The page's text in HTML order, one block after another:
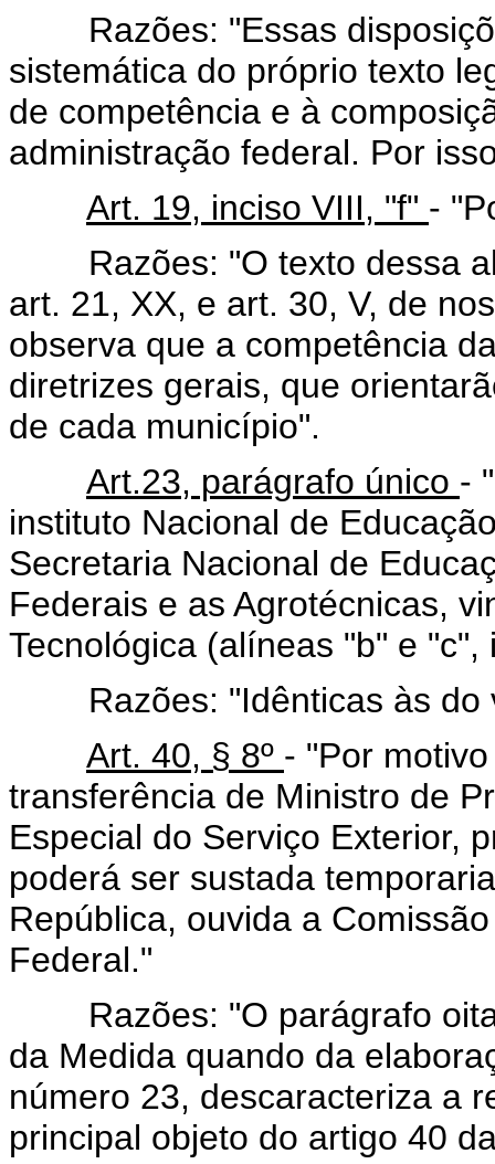
Razões: "Essas
sistemática do próprio texto
de competência e à
administração federal. Por
Art. 19, inciso VIII, "f" -
Razões: "O texto dessa
art. 21, XX, e art. 30, V, de
observa que a competência
diretrizes gerais, que
de cada município".
Art.23, parágrafo único -
instituto Nacional de
Secretaria Nacional de
Federais e as Agrotécnicas,
Tecnológica (alíneas "b" e
Razões: "Idênticas às do
Art. 40, § 8º - "Por
transferência de Ministro de
Especial do Serviço Exterior,
poderá ser sustada
República, ouvida a
Federal."
Razões: "O parágrafo
da Medida quando da
número 23, descaracteriza a
principal objeto do artigo 40